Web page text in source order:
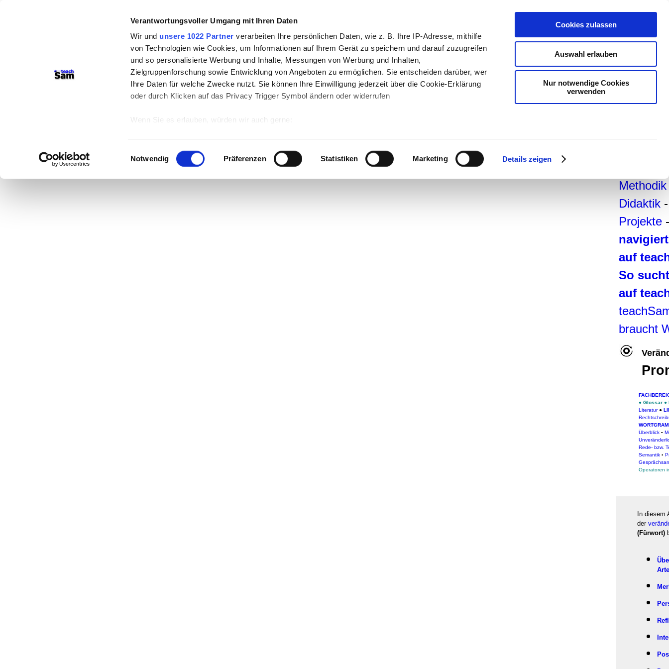
Verantwortungsvoller Umgang mit Ihren Daten
Wir und unsere 1022 Partner verarbeiten Ihre persönlichen Daten, wie z. B. Ihre IP-Adresse, mithilfe
von Technologien wie Cookies, um Informationen auf Ihrem Gerät zu speichern und darauf zuzugreifen
und so personalisierte Werbung und Inhalte, Messungen von Werbung und Inhalten,
Zielgruppenforschung sowie Entwicklung von Angeboten zu ermöglichen. Sie entscheiden darüber, wer
Ihre Daten für welche Zwecke nutzt. Sie können Ihre Einwilligung jederzeit über die Cookie-Erklärung
oder durch Klicken auf das Privacy Trigger Symbol ändern oder widerrufen
Wenn Sie es erlauben, würden wir auch gerne:
Ihr Gerät durch aktives Scannen nach bestimmten Merkmalen (Fingerprinting) identifizieren
Erfahren Sie mehr darüber, wie Ihre persönlichen Daten verarbeitet werden, und legen Sie Ihre
Präferenzen imAbschnitt Einzelheitenfest.
Einwilligungsauswahl
Notwendig Präferenzen Statistiken Marketing Details zeigen
Cookies zulassen
Auswahl erlauben
Nur notwendige Cookies
verwenden
-
Didaktik -
Projekte
auf
So
auf
braucht
● Glossar ●
Literatur●
Überblick ▪
Rede- bzw.
Semantik ▪
Operatoren
In diesem
der
(Fürwort)